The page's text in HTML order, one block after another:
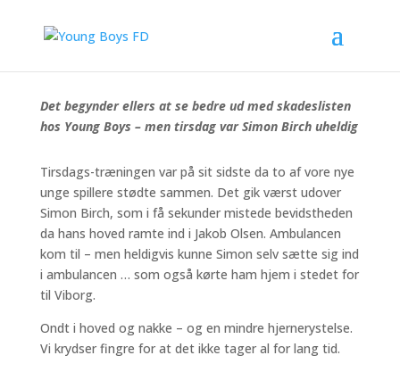
Simon Birch overværer torsdagens træning med armen i
Det begynder ellers at se bedre ud med skadeslisten
hos Young Boys – men tirsdag var Simon Birch uheldig
Tirsdags-træningen var på sit sidste da to af vore nye
unge spillere stødte sammen. Det gik værst udover
Simon Birch, som i få sekunder mistede bevidstheden
da hans hoved ramte ind i Jakob Olsen. Ambulancen
kom til – men heldigvis kunne Simon selv sætte sig ind
i ambulancen … som også kørte ham hjem i stedet for
til Viborg.
Ondt i hoved og nakke – og en mindre hjernerystelse.
Vi krydser fingre for at det ikke tager al for lang tid.